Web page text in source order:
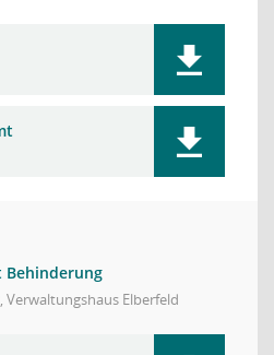
Behinderung
Verwaltungshaus Elberfeld